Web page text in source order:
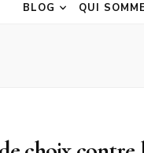
BLOG QUI